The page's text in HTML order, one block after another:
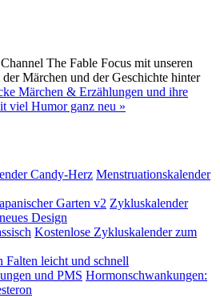
The Fable Focus mit unseren
Märchen und der Geschichte hinter
Märchen & Erzählungen und ihre
viel Humor ganz neu »
Menstruationskalender
Zykluskalender
Design
Kostenlose Zykluskalender zum
Falten leicht und schnell
Hormonschwankungen: